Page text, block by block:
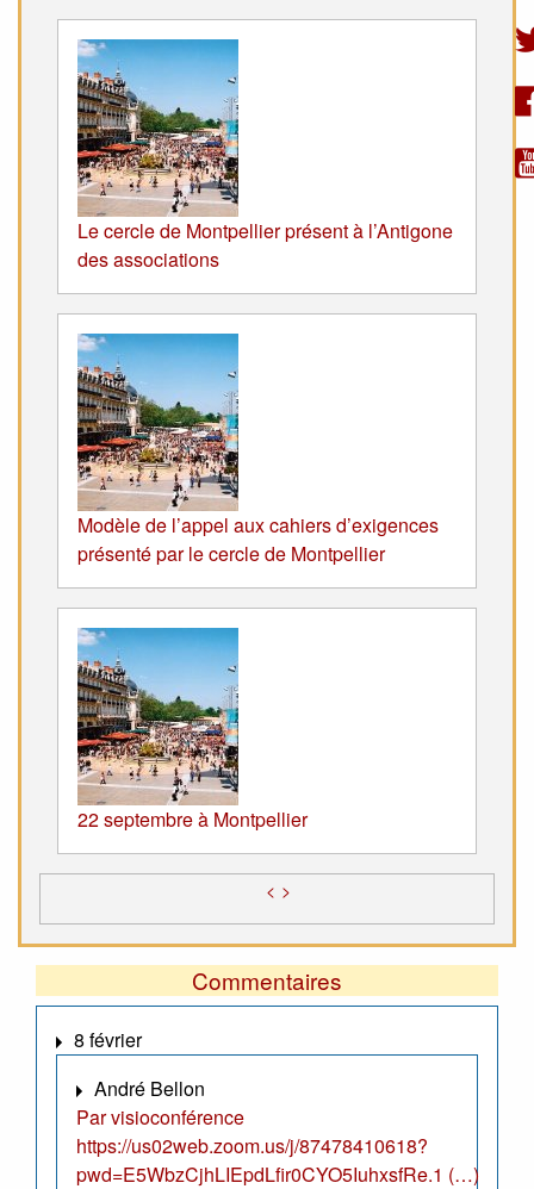
Le cercle de Montpellier présent à l’Antigone
des associations
Modèle de l’appel aux cahiers d’exigences
présenté par le cercle de Montpellier
22 septembre à Montpellier
< >
Commentaires
8 février
André Bellon
Par visioconférence
https://us02web.zoom.us/j/87478410618?
pwd=E5WbzCjhLIEpdLfir0CYO5IuhxsfRe.1 (…)